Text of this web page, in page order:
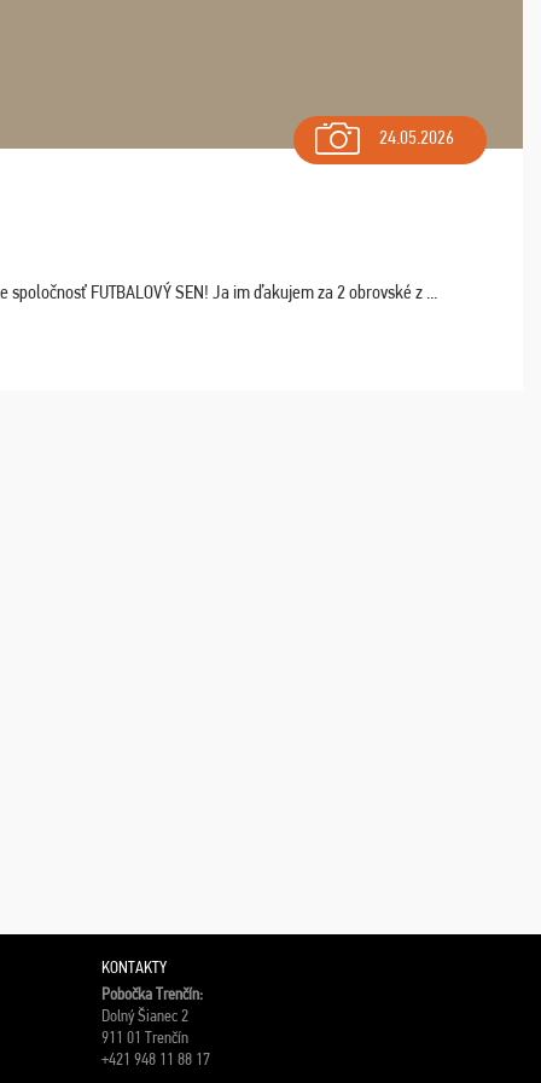
24.05.2026
FUTBALOVÝ SEN! Ja im ďakujem za 2 obrovské z ...
KONTAKTY
Pobočka Trenčín:
Dolný Šianec 2
911 01 Trenčín
+421 948 11 88 17